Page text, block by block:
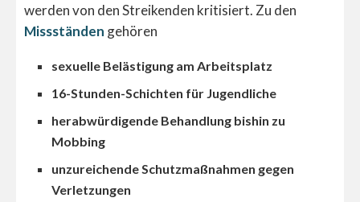
werden von den Streikenden kritisiert. Zu den
Missständen gehören
sexuelle Belästigung am Arbeitsplatz
16-Stunden-Schichten für Jugendliche
herabwürdigende Behandlung bishin zu
Mobbing
unzureichende Schutzmaßnahmen gegen
Verletzungen